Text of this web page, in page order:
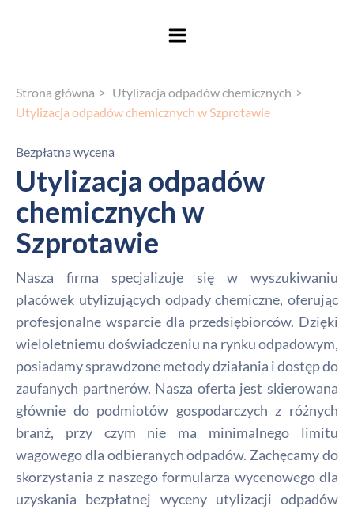
Strona główna
Utylizacja odpadów chemicznych
Utylizacja odpadów chemicznych w Szprotawie
Bezpłatna wycena
Utylizacja odpadów
chemicznych w
Szprotawie
Nasza firma specjalizuje się w wyszukiwaniu
placówek utylizujących odpady chemiczne, oferując
profesjonalne wsparcie dla przedsiębiorców. Dzięki
wieloletniemu doświadczeniu na rynku odpadowym,
posiadamy sprawdzone metody działania i dostęp do
zaufanych partnerów. Nasza oferta jest skierowana
głównie do podmiotów gospodarczych z różnych
branż, przy czym nie ma minimalnego limitu
wagowego dla odbieranych odpadów. Zachęcamy do
skorzystania z naszego formularza wycenowego dla
uzyskania bezpłatnej wyceny utylizacji odpadów